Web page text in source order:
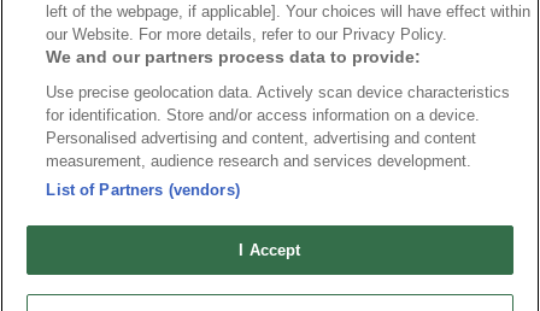
Ishockey-OS
175
Om oss Redaktionen Kontakta oss Cookies Integritetspolicy
© 2026 VMishockey.se | Alla rättigheter är reserverade.
left of the webpage, if applicable]. Your choices will have effect within
our Website. For more details, refer to our Privacy Policy.
We and our partners process data to provide:
Use precise geolocation data. Actively scan device characteristics
for identification. Store and/or access information on a device.
Personalised advertising and content, advertising and content
measurement, audience research and services development.
List of Partners (vendors)
I Accept